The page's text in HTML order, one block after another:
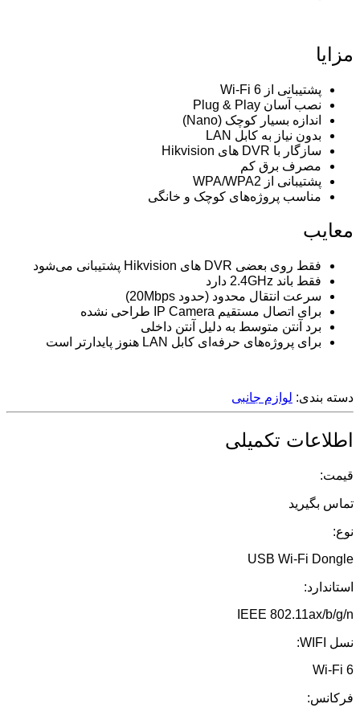
مزایا
پشتیبانی از Wi-Fi 6
نصب آسان Plug & Play
اندازه بسیار کوچک (Nano)
بدون نیاز به کابل LAN
سازگار با DVR های Hikvision
مصرف برق کم
پشتیبانی از WPA/WPA2
مناسب پروژه‌های کوچک و خانگی
معایب
فقط روی بعضی DVR های Hikvision پشتیبانی می‌شود
فقط باند 2.4GHz دارد
سرعت انتقال محدود (حدود 20Mbps)
برای اتصال مستقیم IP Camera طراحی نشده
برد آنتن متوسط به دلیل آنتن داخلی
برای پروژه‌های حرفه‌ای کابل LAN هنوز پایدارتر است
دسته بندی: لوازم جانبی
اطلاعات تکمیلی
قیمت:
تماس بگیرید
نوع:
USB Wi-Fi Dongle
استاندارد:
IEEE 802.11ax/b/g/n
نسل WIFI:
Wi-Fi 6
فرکانس: